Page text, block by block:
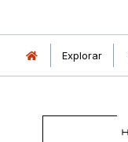
Explorar